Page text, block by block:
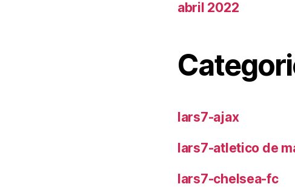
abril 2022
lars7-ajax
lars7-atletico de
lars7-chelsea-fc